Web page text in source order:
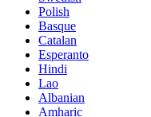
Polish
Basque
Catalan
Esperanto
Hindi
Lao
Albanian
Amharic